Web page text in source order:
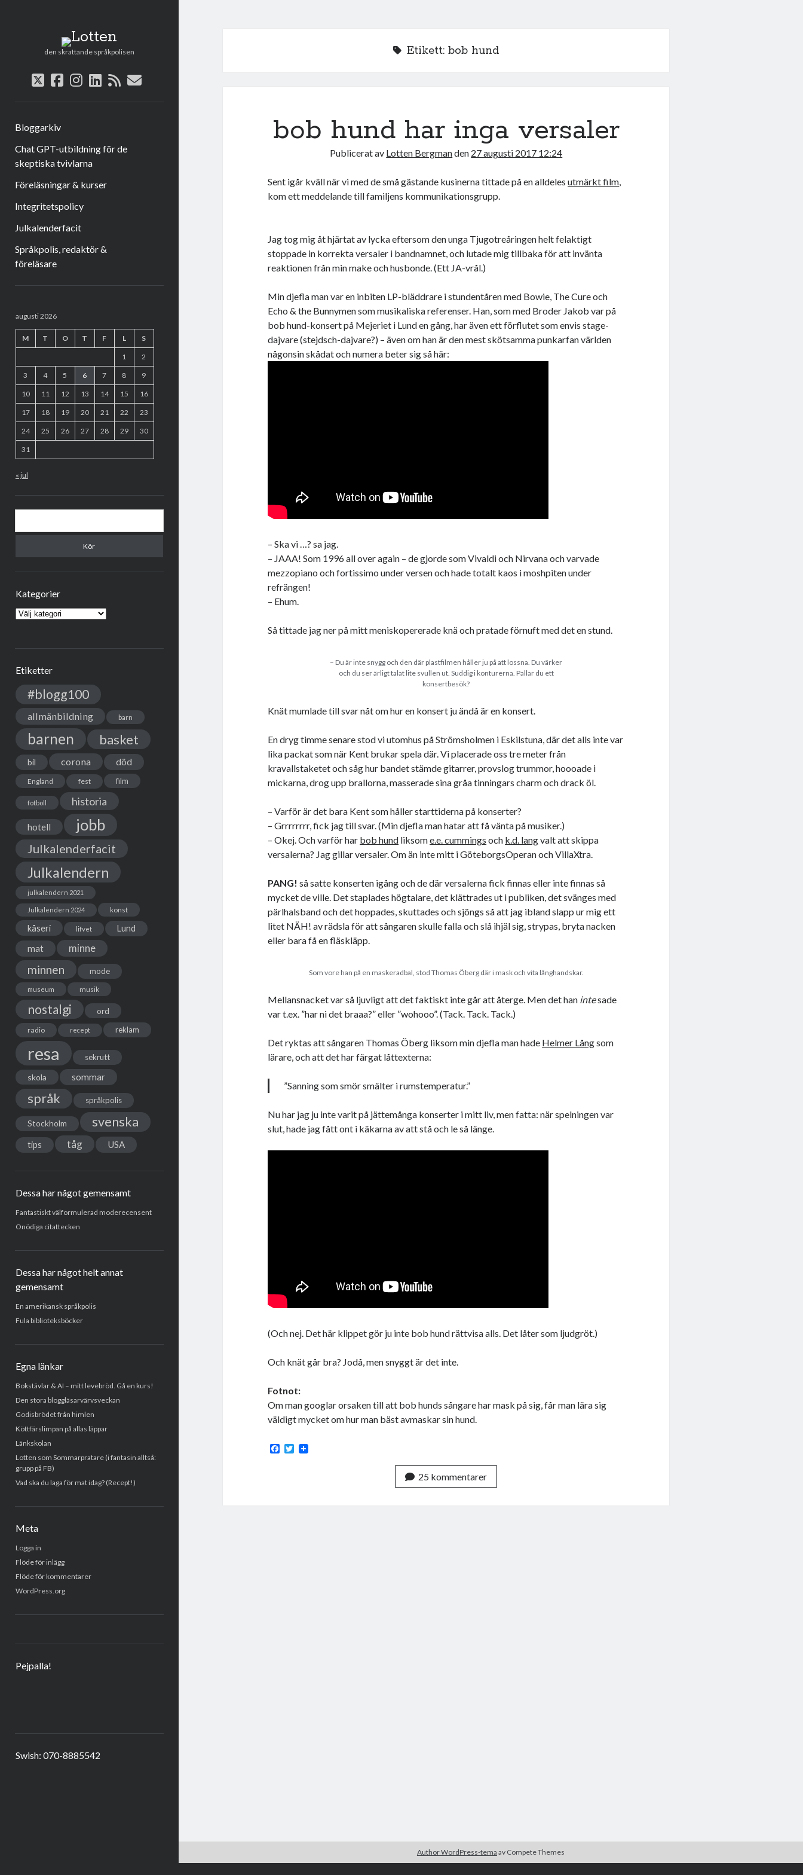
Lotten
den skrattande språkpolisen
twitter
facebook
instagram
linkedin
rsse-
Bloggarkiv
Chat GPT-utbildning för de
skeptiska tvivlarna
Föreläsningar & kurser
Integritetspolicy
Julkalenderfacit
Språkpolis, redaktör &
föreläsare
augusti 2026
M T O T F L S
1 2
3 4 5 6 7 8 9
10 11 12 13 14 15 16
17 18 19 20 21 22 23
24 25 26 27 28 29 30
31
« jul
Kategorier
Kategorier
Etiketter
#blogg100
allmänbildning barn
barnen basket
bil corona död
England fest film
fotboll historia
hotell jobb
Julkalenderfacit
Julkalendern
julkalendern 2021
Julkalendern 2024 konst
kåseri lifvet Lund
mat minne
minnen mode
museum musik
nostalgi ord
radio recept reklam
resa sekrutt
skola sommar
språk språkpolis
Stockholm svenska
tips tåg USA
Dessa har något gemensamt
Fantastiskt välformulerad moderecensent
Onödiga citattecken
Dessa har något helt annat
gemensamt
En amerikansk språkpolis
Fula biblioteksböcker
Egna länkar
Bokstävlar & AI – mitt levebröd. Gå en kurs!
Den stora bloggläsarvärvsveckan
Godisbrödet från himlen
Köttfärslimpan på allas läppar
Länkskolan
Lotten som Sommarpratare (i fantasin alltså:
grupp på FB)
Vad ska du laga för mat idag? (Recept!)
Meta
Logga in
Flöde för inlägg
Flöde för kommentarer
WordPress.org
Pejpalla!
Swish: 070-8885542
Etikett:bob hund
bob hund har inga versaler
Publicerat av Lotten Bergmanden 27 augusti 2017 12:24
Sent igår kväll när vi med de små gästande kusinerna tittade på en alldelesutmärkt film,
kom ett meddelande till familjens kommunikationsgrupp.
Jag tog mig åt hjärtat av lycka eftersom den unga Tjugotreåringen helt felaktigt
stoppade in korrekta versaler i bandnamnet, och lutade mig tillbaka för att invänta
reaktionen från min make och husbonde. (Ett JA-vrål.)
Min djefla man var en inbiten LP-bläddrare i stundentåren med Bowie, The Cure och
Echo & the Bunnymen som musikaliska referenser. Han, som med Broder Jakob var på
bob hund-konsert på Mejeriet i Lund en gång, har även ett förflutet som envis stage-
dajvare (stejdsch-dajvare?) – även om han är den mest skötsamma punkarfan världen
någonsin skådat och numera beter sig så här:
– Ska vi …? sa jag.
– JAAA! Som 1996 all over again – de gjorde som Vivaldi och Nirvana och varvade
mezzopiano och fortissimo under versen och hade totalt kaos i moshpiten under
refrängen!
– Ehum.
Så tittade jag ner på mitt meniskopererade knä och pratade förnuft med det en stund.
– Du är inte snygg och den där plastfilmen håller ju på att lossna. Du värker
och du ser ärligt talat lite svullen ut. Suddig i konturerna. Pallar du ett
konsertbesök?
Knät mumlade till svar nåt om hur en konsert ju ändå är en konsert.
En dryg timme senare stod vi utomhus på Strömsholmen i Eskilstuna, där det alls inte var
lika packat som när Kent brukar spela där. Vi placerade oss tre meter från
kravallstaketet och såg hur bandet stämde gitarrer, provslog trummor, hoooade i
mickarna, drog upp brallorna, masserade sina gråa tinningars charm och drack öl.
– Varför är det bara Kent som håller starttiderna på konserter?
– Grrrrrrrr, fick jag till svar. (Min djefla man hatar att få vänta på musiker.)
– Okej. Och varför har bob hund liksome.e. cummings och k.d. langvalt att skippa
versalerna? Jag gillar versaler. Om än inte mitt i GöteborgsOperan och VillaXtra.
PANG! så satte konserten igång och de där versalerna fick finnas eller inte finnas så
mycket de ville. Det staplades högtalare, det klättrades ut i publiken, det svänges med
pärlhalsband och det hoppades, skuttades och sjöngs så att jag ibland slapp ur mig ett
litet NÄH! av rädsla för att sångaren skulle falla och slå ihjäl sig, strypas, bryta nacken
eller bara få en fläskläpp.
Som vore han på en maskeradbal, stod Thomas Öberg där i mask och vita långhandskar.
Mellansnacket var så ljuvligt att det faktiskt inte går att återge. Men det han intesade
var t.ex. ”har ni det braaa?” eller ”wohooo”. (Tack. Tack. Tack.)
Det ryktas att sångaren Thomas Öberg liksom min djefla man hade Helmer Långsom
lärare, och att det har färgat låttexterna:
”Sanning som smör smälter i rumstemperatur.”
Nu har jag ju inte varit på jättemånga konserter i mitt liv, men fatta: när spelningen var
slut, hade jag fått ont i käkarna av att stå och le så länge.
(Och nej. Det här klippet gör ju inte bob hund rättvisa alls. Det låter som ljudgröt.)
Och knät går bra? Jodå, men snyggt är det inte.
Fotnot:
Om man googlar orsaken till att bob hunds sångare har mask på sig, får man lära sig
väldigt mycket om hur man bäst avmaskar sin hund.
F
T
25 kommentarer
Author WordPress-tema av Compete Themes